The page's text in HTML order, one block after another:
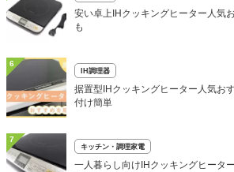
安い卓上IHクッキングヒーター人気
も
6
IH調理器
据置型IHクッキングヒーター人気お
付け簡単
7
キッチン・調理家電
一人暮らし向けIHクッキングヒータ